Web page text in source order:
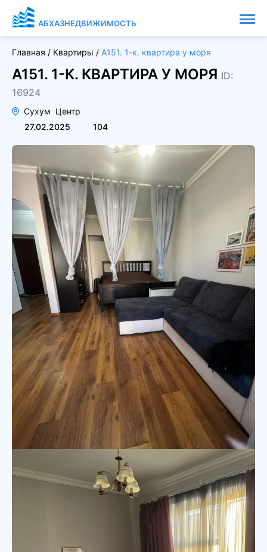
АБХАЗНЕДВИЖИМОСТЬ
Главная / Квартиры / А151. 1-к. квартира у моря
А151. 1-К. КВАРТИРА У МОРЯ ID:
16924
Сухум Центр
27.02.2025
104